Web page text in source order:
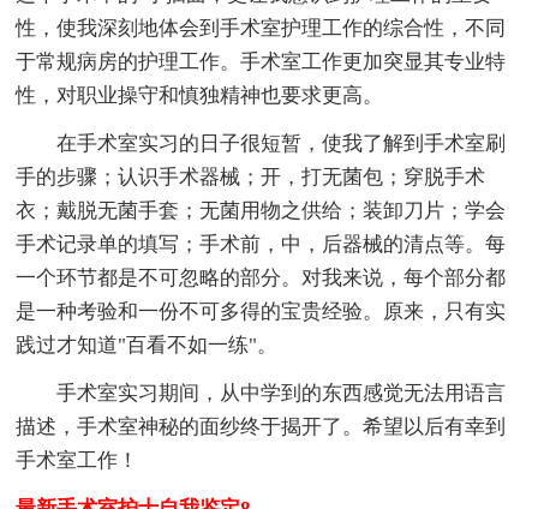
性，使我深刻地体会到手术室护理工作的综合性，不同
于常规病房的护理工作。手术室工作更加突显其专业特
性，对职业操守和慎独精神也要求更高。
在手术室实习的日子很短暂，使我了解到手术室刷
手的步骤；认识手术器械；开，打无菌包；穿脱手术
衣；戴脱无菌手套；无菌用物之供给；装卸刀片；学会
手术记录单的填写；手术前，中，后器械的清点等。每
一个环节都是不可忽略的部分。对我来说，每个部分都
是一种考验和一份不可多得的宝贵经验。原来，只有实
践过才知道"百看不如一练"。
手术室实习期间，从中学到的东西感觉无法用语言
描述，手术室神秘的面纱终于揭开了。希望以后有幸到
手术室工作！